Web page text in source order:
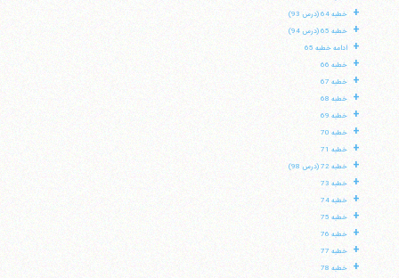
+ خطبه 64 (درس 93)
+ خطبه 65 (درس 94)
+ ادامه خطبه 65
+ خطبه 66
+ خطبه 67
+ خطبه 68
+ خطبه 69
+ خطبه 70
+ خطبه 71
+ خطبه 72 (درس 98)
+ خطبه 73
+ خطبه 74
+ خطبه 75
+ خطبه 76
+ خطبه 77
+ خطبه 78